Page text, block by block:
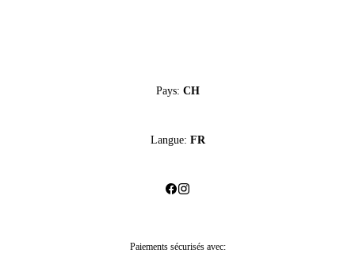
Pays: CH
Langue: FR
Paiements sécurisés avec: